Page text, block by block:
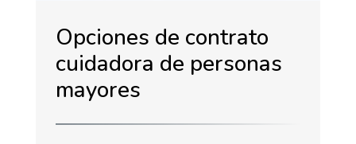
Opciones de contrato
cuidadora de personas
mayores